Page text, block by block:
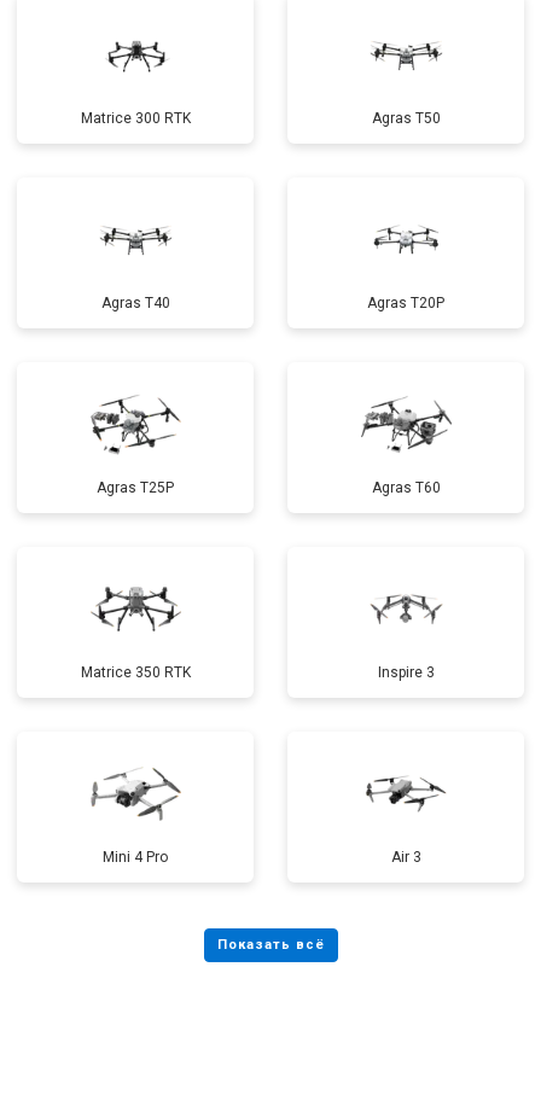
Matrice 300 RTK Agras T50
Agras T40 Agras T20P
Agras T25P Agras T60
Matrice 350 RTK Inspire 3
Mini 4 Pro Air 3